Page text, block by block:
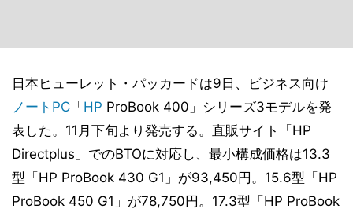
日本ヒューレット・パッカードは9日、ビジネス向け
ノートPC 「 HP ProBook 400」シリーズ3モデルを発
表した。11月下旬より発売する。直販サイト「HP
Directplus」でのBTOに対応し、最小構成価格は13.3
型「HP ProBook 430 G1」が93,450円。15.6型「HP
ProBook 450 G1」が78,750円。17.3型「HP ProBook